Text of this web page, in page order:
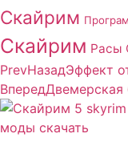
Скайрим
Скайрим Расы
PrevНазадЭффект
ВпередДвемерская